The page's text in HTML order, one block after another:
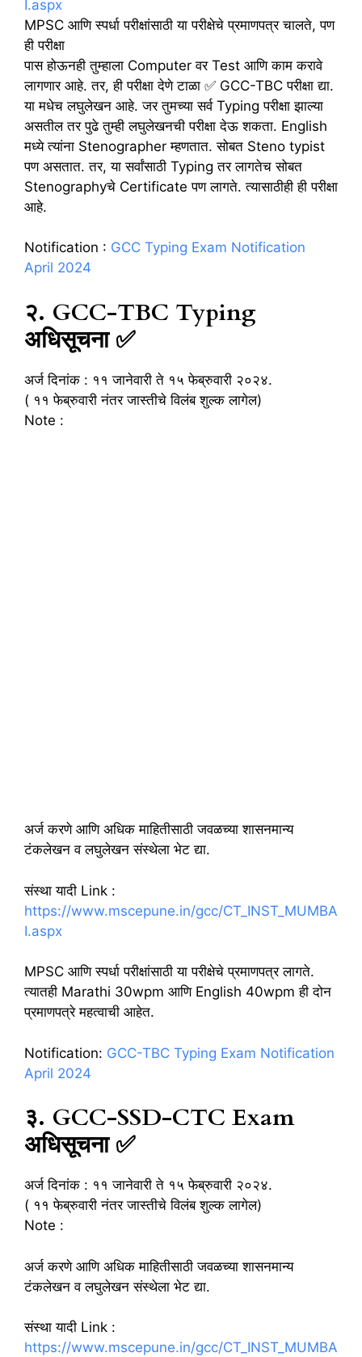
I.aspx
MPSC आणि स्पर्धा परीक्षांसाठी या परीक्षेचे प्रमाणपत्र चालते, पण
ही परीक्षा
पास होऊनही तुम्हाला Computer वर Test आणि काम करावे
लागणार आहे. तर, ही परीक्षा देणे टाळा ✅ GCC-TBC परीक्षा द्या.
या मधेच लघुलेखन आहे. जर तुमच्या सर्व Typing परीक्षा झाल्या
असतील तर पुढे तुम्ही लघुलेखनची परीक्षा देऊ शकता. English
मध्ये त्यांना Stenographer म्हणतात. सोबत Steno typist
पण असतात. तर, या सर्वांसाठी Typing तर लागतेच सोबत
Stenographyचे Certificate पण लागते. त्यासाठीही ही परीक्षा
आहे.
Notification : GCC Typing Exam Notification
April 2024
२. GCC-TBC Typing
अधिसूचना ✅
अर्ज दिनांक : ११ जानेवारी ते १५ फेब्रुवारी २०२४.
( ११ फेब्रुवारी नंतर जास्तीचे विलंब शुल्क लागेल)
Note :
अर्ज करणे आणि अधिक माहितीसाठी जवळच्या शासनमान्य
टंकलेखन व लघुलेखन संस्थेला भेट द्या.
संस्था यादी Link :
https://www.mscepune.in/gcc/CT_INST_MUMBA
I.aspx
MPSC आणि स्पर्धा परीक्षांसाठी या परीक्षेचे प्रमाणपत्र लागते.
त्यातही Marathi 30wpm आणि English 40wpm ही दोन
प्रमाणपत्रे महत्वाची आहेत.
Notification: GCC-TBC Typing Exam Notification
April 2024
३. GCC-SSD-CTC Exam
अधिसूचना ✅
अर्ज दिनांक : ११ जानेवारी ते १५ फेब्रुवारी २०२४.
( ११ फेब्रुवारी नंतर जास्तीचे विलंब शुल्क लागेल)
Note :
अर्ज करणे आणि अधिक माहितीसाठी जवळच्या शासनमान्य
टंकलेखन व लघुलेखन संस्थेला भेट द्या.
संस्था यादी Link :
https://www.mscepune.in/gcc/CT_INST_MUMBA